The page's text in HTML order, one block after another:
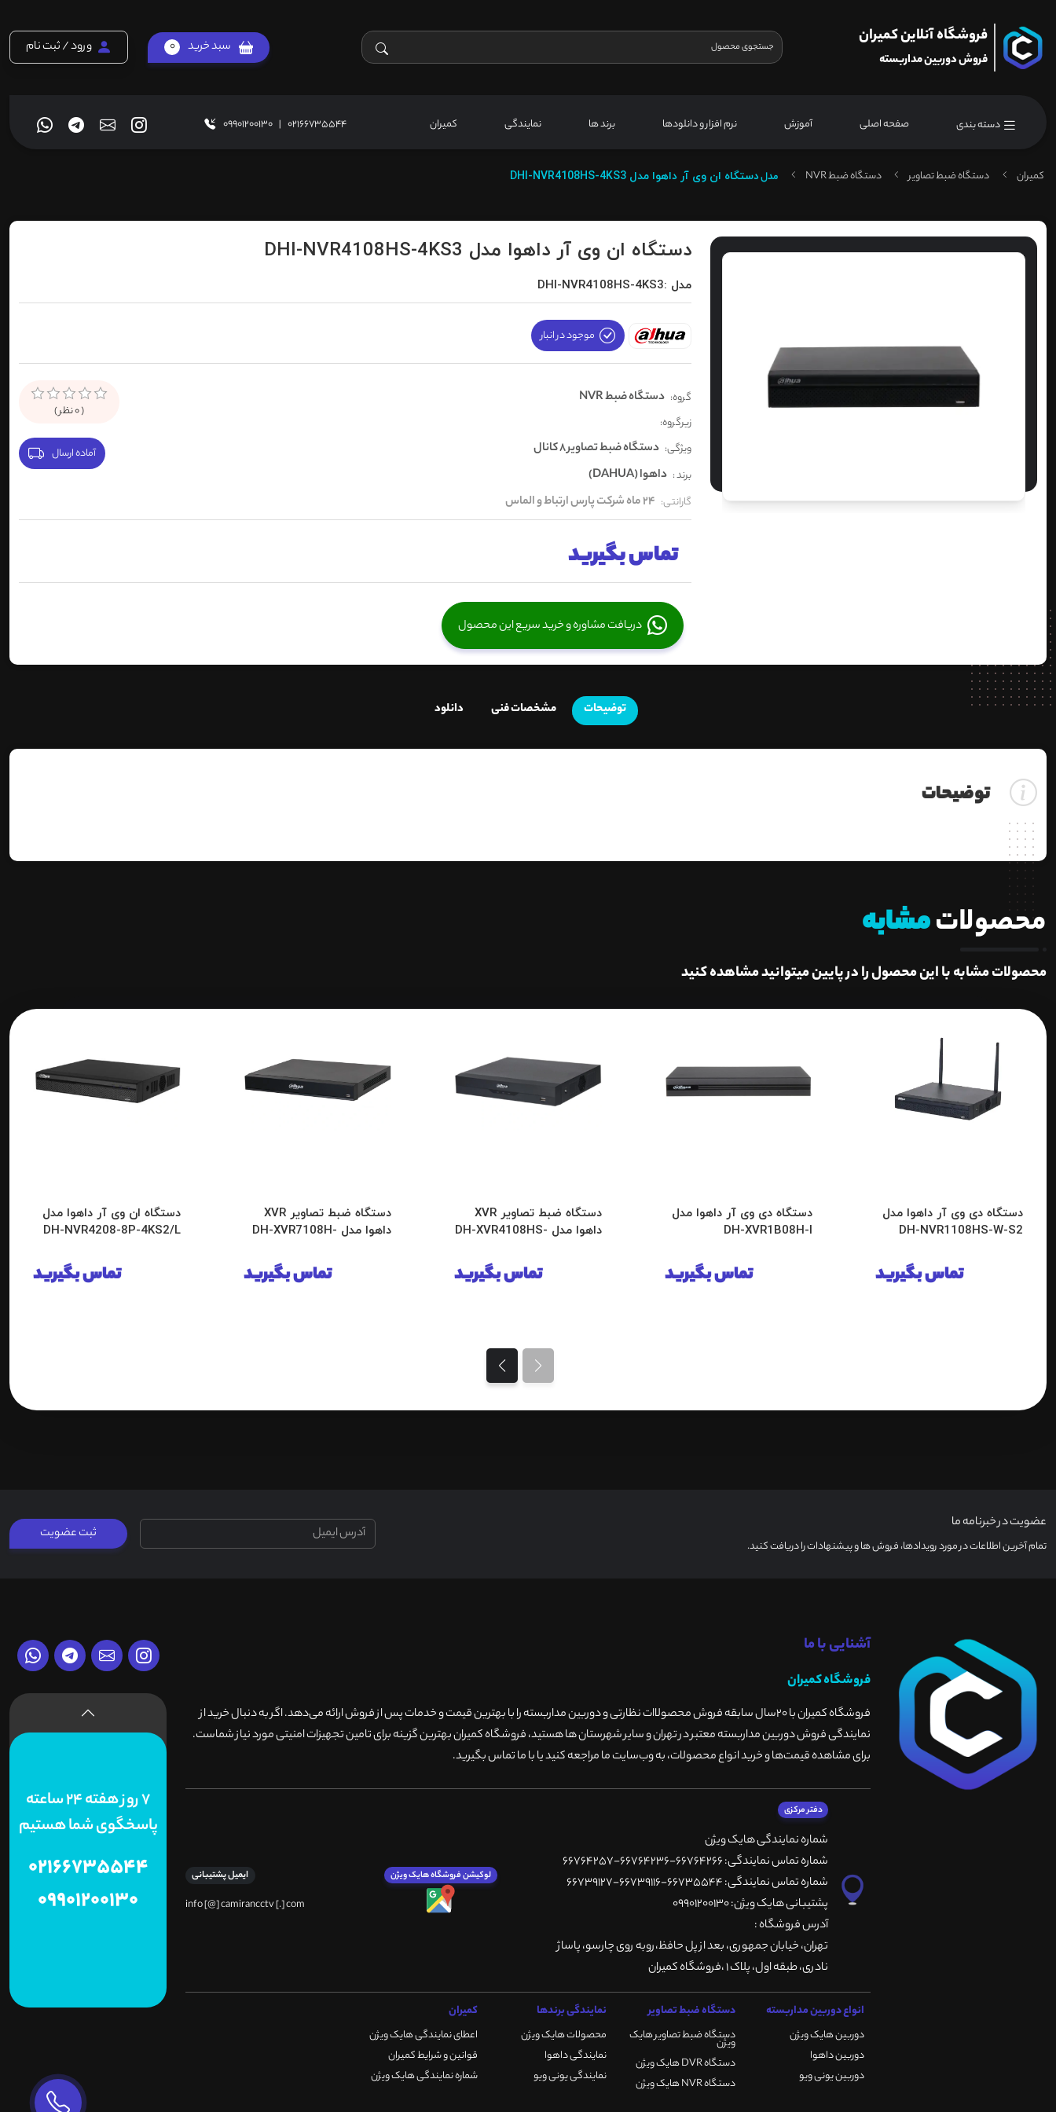
فروشگاه آنلاین کمیران
فروش دوربین مداربسته
سبد خرید 0 ورود / ثبت نام
دسته بندی صفحه اصلی آموزش نرم افزار و دانلودها برند ها نمایندگی کمیران 02166735544
|
09901200130
کمیران دستگاه ضبط تصاویر دستگاه ضبط NVR مدلدستگاه ان وی آر داهوا مدل DHI-NVR4108HS-4KS3
دستگاه ان وی آر داهوا مدل DHI-NVR4108HS-4KS3
مدل :DHI-NVR4108HS-4KS3
موجود در انبار
گروه: دستگاه ضبط NVR
زیرگروه:
ویژگی: دستگاه ضبط تصاویر 8 کانال
برند : داهوا (DAHUA)
گارانتی: 24 ماه شرکت پارس ارتباط و الماس
(
0نظر )
آماده ارسال
تماس بگیرید
دریافت مشاوره و خرید سریع این محصول
توضیحات مشخصات فنی دانلود
توضیحات
محصولاتمشابه
محصولات مشابه با این محصول را در پایین میتوانید مشاهده کنید
دستگاه دی وی آر داهوا مدل
DH-NVR1108HS-W-S2
تماس بگیرید
دستگاه دی وی آر داهوا مدل
DH-XVR1B08H-I
تماس بگیرید
دستگاه ضبط تصاویر XVR
داهوا مدل DH-XVR4108HS-
تماس بگیرید
دستگاه ضبط تصاویر XVR
داهوا مدل DH-XVR7108H-
تماس بگیرید
دستگاه ان وی آر داهوا مدل
DH-NVR4208-8P-4KS2/L
تماس بگیرید
عضویت در خبرنامه ما
تمام آخرین اطلاعات در مورد رویدادها، فروش ها و پیشنهادات را دریافت کنید.
ثبت عضویت
آشنایی با ما
فروشگاه کمیران
فروشگاه کمیران با ۲۰سال سابقه فروش محصولاات نظارتی و دوربین مداربسته را با بهترین قیمت و خدمات پس از فروش ارائه می‌دهد. اگر به دنبال خرید از
نمایندگی فروش دوربین مداربسته معتبر در تهران و سایر شهرستان ها هستید، فروشگاه کمیران بهترین گزینه برای تامین تجهیزات امنیتی مورد نیاز شماست.
برای مشاهده قیمت‌ها و خرید انواع محصولات، به وب‌سایت ما مراجعه کنید یا با ما تماس بگیرید.
دفتر مرکزی
شماره نمایندگی هایک ویژن
شماره تماس نمایندگی: 66764266-66764236-66764257
شماره تماس نمایندگی: 66735544-66739116-66739127
پشتیبانی هایک ویژن: 09901200130
آدرس فروشگاه :
تهران، خيابان جمهوری، بعد از پل حافظ،روبه روی چارسو، پاساژ
نادری، طبقه اول، پلاک 1 ،فروشگاه کمیران
لوکیشن فروشگاه هایک ویژن ایمیل پشتیبانی
info [@] camirancctv [.] com
انواع دوربین مداربسته
دوربین هایک ویژن
دوربین داهوا
دوربین یونی ویو
دستگاه ضبط تصاویر
دستگاه ضبط تصاویر هایک
ویژن
دستگاه DVR هایک ویژن
دستگاه NVR هایک ویژن
نمایندگی برندها
محصولات هایک ویژن
نمایندگی داهوا
نمایندگی یونی ویو
کمیران
اعطای نمایندگی هایک ویژن
قوانین و شرایط کمیران
شماره نمایندگی هایک ویژن
7 روز هفته 24 ساعته
پاسخگوی شما هستیم
02166735544
09901200130